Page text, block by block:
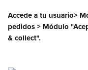
Accede a tu usuario>
pedidos > Módulo
& collect".